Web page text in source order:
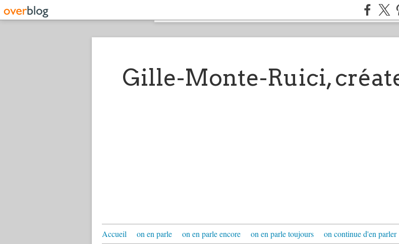
Accueil on en parle on en parle encore on en parle toujours on continue d'en parler